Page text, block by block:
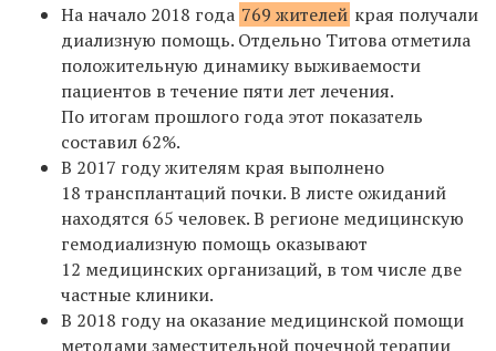
На начало 2018 года 769 жителей края получали
диализную помощь. Отдельно Титова отметила
положительную динамику выживаемости
пациентов в течение пяти лет лечения.
По итогам прошлого года этот показатель
составил 62%.
В 2017 году жителям края выполнено
18 трансплантаций почки. В листе ожиданий
находятся 65 человек. В регионе медицинскую
гемодиализную помощь оказывают
12 медицинских организаций, в том числе две
частные клиники.
В 2018 году на оказание медицинской помощи
методами заместительной почечной терапии